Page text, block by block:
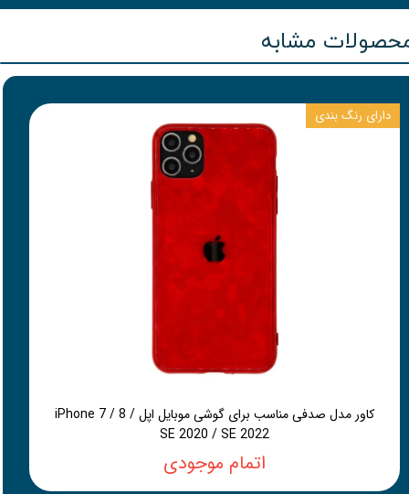
مشابه
کاور مدل صدفی مناسب برای گوشی موبایل اپل iPhone 7 / 8 /
SE 2020 / SE 2022
اتمام موجودی
دارای رنگ بندی